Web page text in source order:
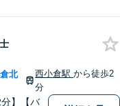
ります
くださ
】
北
西小倉駅から徒歩2
分
分】【バ